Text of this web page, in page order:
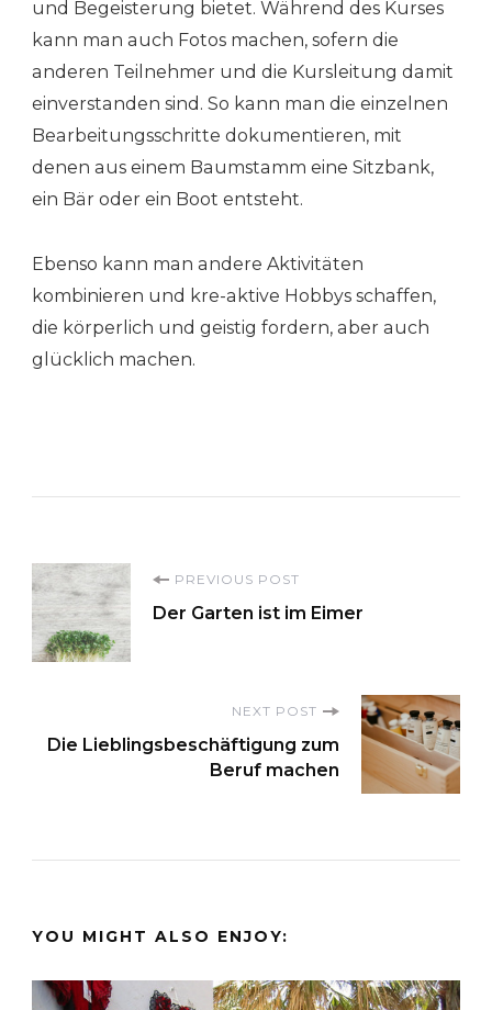
und Begeisterung bietet. Während des Kurses
kann man auch Fotos machen, sofern die
anderen Teilnehmer und die Kursleitung damit
einverstanden sind. So kann man die einzelnen
Bearbeitungsschritte dokumentieren, mit
denen aus einem Baumstamm eine Sitzbank,
ein Bär oder ein Boot entsteht.
Ebenso kann man andere Aktivitäten
kombinieren und kre-aktive Hobbys schaffen,
die körperlich und geistig fordern, aber auch
glücklich machen.
Post
Navigation
PREVIOUS POST
Der Garten ist im Eimer
NEXT POST
Die Lieblingsbeschäftigung zum
Beruf machen
YOU MIGHT ALSO ENJOY: